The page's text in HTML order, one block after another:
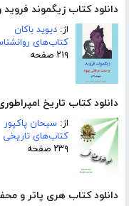
دانلود کتاب زیگموند
از: دیوید باکان
کتاب‌های
۲۱۹ صفحه
دانلود کتاب تاریخ
از: سبحان پاکپور
کتاب‌های تاریخی
۲۳۹ صفحه
دانلود کتاب هری پاتر و